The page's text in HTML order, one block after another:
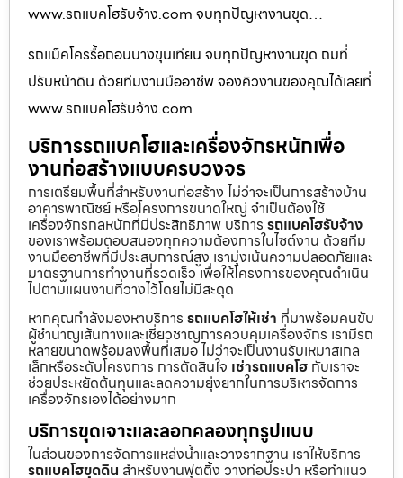
www.รถแบคโฮรับจ้าง.com จบทุกปัญหางานขุด…
รถแม็คโครรื้อถอนบางขุนเทียน จบทุกปัญหางานขุด ถมที่
ปรับหน้าดิน ด้วยทีมงานมืออาชีพ จองคิวงานของคุณได้เลยที่
www.รถแบคโฮรับจ้าง.com
บริการรถแบคโฮและเครื่องจักรหนักเพื่อ
งานก่อสร้างแบบครบวงจร
การเตรียมพื้นที่สำหรับงานก่อสร้าง ไม่ว่าจะเป็นการสร้างบ้าน
อาคารพาณิชย์ หรือโครงการขนาดใหญ่ จำเป็นต้องใช้
เครื่องจักรกลหนักที่มีประสิทธิภาพ บริการ รถแบคโฮรับจ้าง
ของเราพร้อมตอบสนองทุกความต้องการในไซต์งาน ด้วยทีม
งานมืออาชีพที่มีประสบการณ์สูง เรามุ่งเน้นความปลอดภัยและ
มาตรฐานการทำงานที่รวดเร็ว เพื่อให้โครงการของคุณดำเนิน
ไปตามแผนงานที่วางไว้โดยไม่มีสะดุด
หากคุณกำลังมองหาบริการ รถแบคโฮให้เช่า ที่มาพร้อมคนขับ
ผู้ชำนาญเส้นทางและเชี่ยวชาญการควบคุมเครื่องจักร เรามีรถ
หลายขนาดพร้อมลงพื้นที่เสมอ ไม่ว่าจะเป็นงานรับเหมาสเกล
เล็กหรือระดับโครงการ การตัดสินใจ เช่ารถแบคโฮ กับเราจะ
ช่วยประหยัดต้นทุนและลดความยุ่งยากในการบริหารจัดการ
เครื่องจักรเองได้อย่างมาก
บริการขุดเจาะและลอกคลองทุกรูปแบบ
ในส่วนของการจัดการแหล่งน้ำและวางรากฐาน เราให้บริการ
รถแบคโฮขุดดิน สำหรับงานฟุตติ้ง วางท่อประปา หรือทำแนว